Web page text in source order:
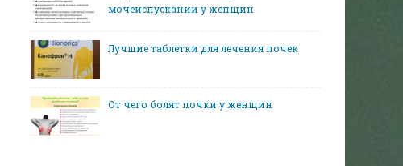
мочеиспускании у женщин
Лучшие таблетки для лечения почек
От чего болят почки у женщин